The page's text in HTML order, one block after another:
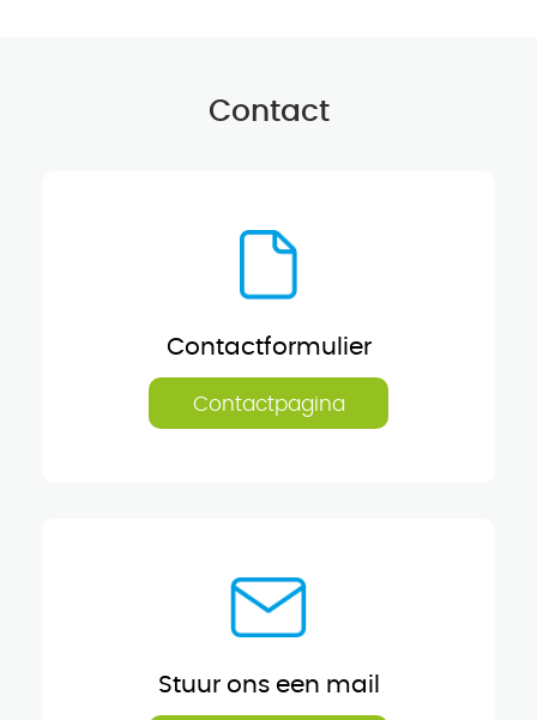
Contact
Contactformulier
Contactpagina
Stuur ons een mail